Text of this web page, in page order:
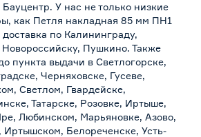
У нас не только низкие
как Петля накладная 85 мм ПН1
по Калининграду,
Пушкино. Также
пункта выдачи в Светлогорске,
Черняховске, Гусеве,
Светлом, Гвардейске,
Татарске, Розовке, Иртыше,
Любинском, Марьяновке, Азово,
Иртышском, Белореченске, Усть-